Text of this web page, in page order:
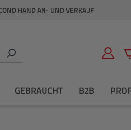
HAND AN- UND VERKAUF
GEBRAUCHT B2B